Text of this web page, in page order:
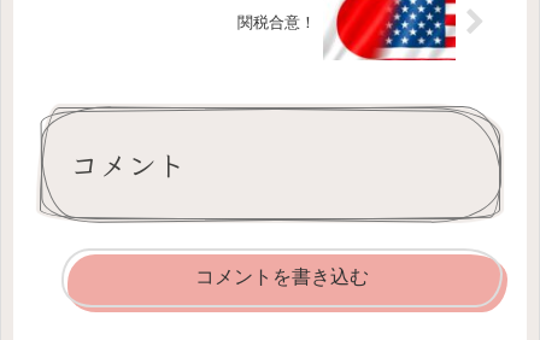
関税合意！
コメント
コメントを書き込む